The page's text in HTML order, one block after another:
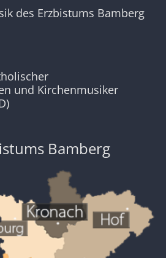
des Erzbistums Bamberg
und Kirchenmusiker
Bamberg